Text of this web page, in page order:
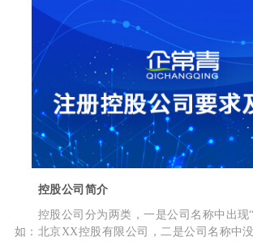
控股公司简介
控股公司分为两类，一是公司名称中出现“
如：北京XX控股有限公司，二是公司名称中没